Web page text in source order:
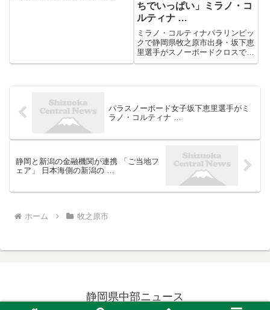
ちでいっぱい」ミラノ・コ
ルティナ …
ミラノ・コルティナパラリンピッ
クで静岡県牧之原市出身・坂下恵
里選手がスノーボードクロスで8
位入賞を果たしました。 3月8
に...
パラスノーボード女子坂下恵里選手がミ
ラノ・コルティナ …
静岡と新潟の金融機関が連携 「ご当地フ
ェア」 日本海側の新潟の …
ホーム 牧之原市
静岡県中部ニュース